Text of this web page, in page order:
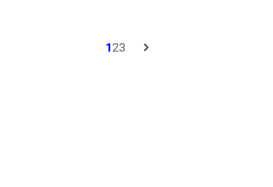
123